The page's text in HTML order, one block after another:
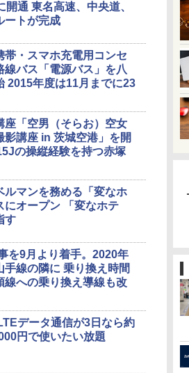
通 東名高速、中央道、
ートが完成
・スマホ充電用コンセ
線バス「電源バス」を八
2015年度は11月までに23
座「空男（そらお）空女
影講座 in 茨城空港」を開
の操縦経験を持つ赤塚
ルマンを務める「変なホ
にオープン 「変なホテ
す
を9月より着手。2020年
線の隣に 乗り換え時間
線への乗り換え導線も改
データ通信が3日なら約
円で使いたい放題